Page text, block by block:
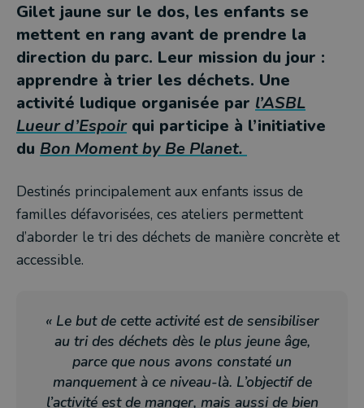
Gilet jaune sur le dos, les enfants se
mettent en rang avant de prendre la
direction du parc. Leur mission du jour :
apprendre à trier les déchets. Une
activité ludique organisée par l’ASBL
Lueur d’Espoirqui participe à l’initiative
du Bon Moment by Be Planet.
Destinés principalement aux enfants issus de
familles défavorisées, ces ateliers permettent
d’aborder le tri des déchets de manière concrète et
accessible.
« Le but de cette activité est de sensibiliser
au tri des déchets dès le plus jeune âge,
parce que nous avons constaté un
manquement à ce niveau-là. L’objectif de
l’activité est de manger, mais aussi de bien